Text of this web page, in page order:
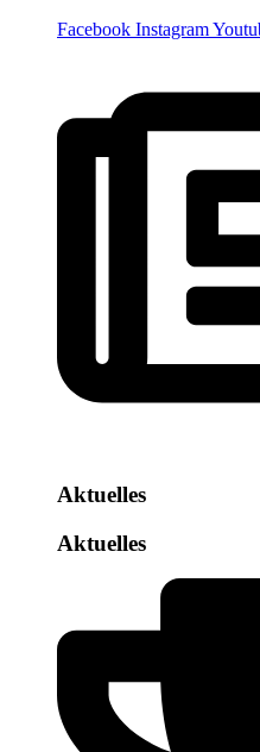
Facebook Instagram
Aktuelles
Aktuelles